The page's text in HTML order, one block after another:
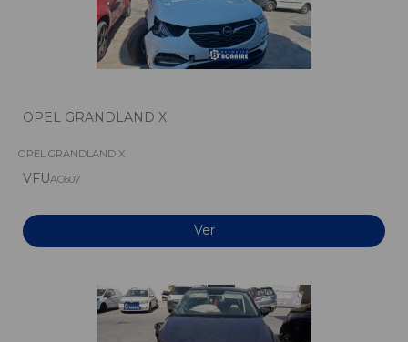
OPEL GRANDLAND X
OPEL GRANDLAND X
VFUAC607
Ver